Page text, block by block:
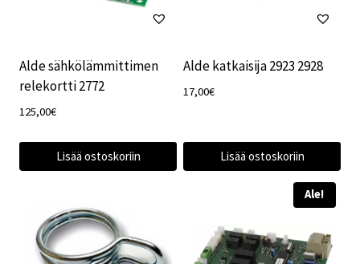
Alde sähkölämmittimen
relekortti 2772
125,00€
Lisää ostoskoriin
Alde katkaisija 2923 2928
17,00€
Lisää ostoskoriin
Ale!